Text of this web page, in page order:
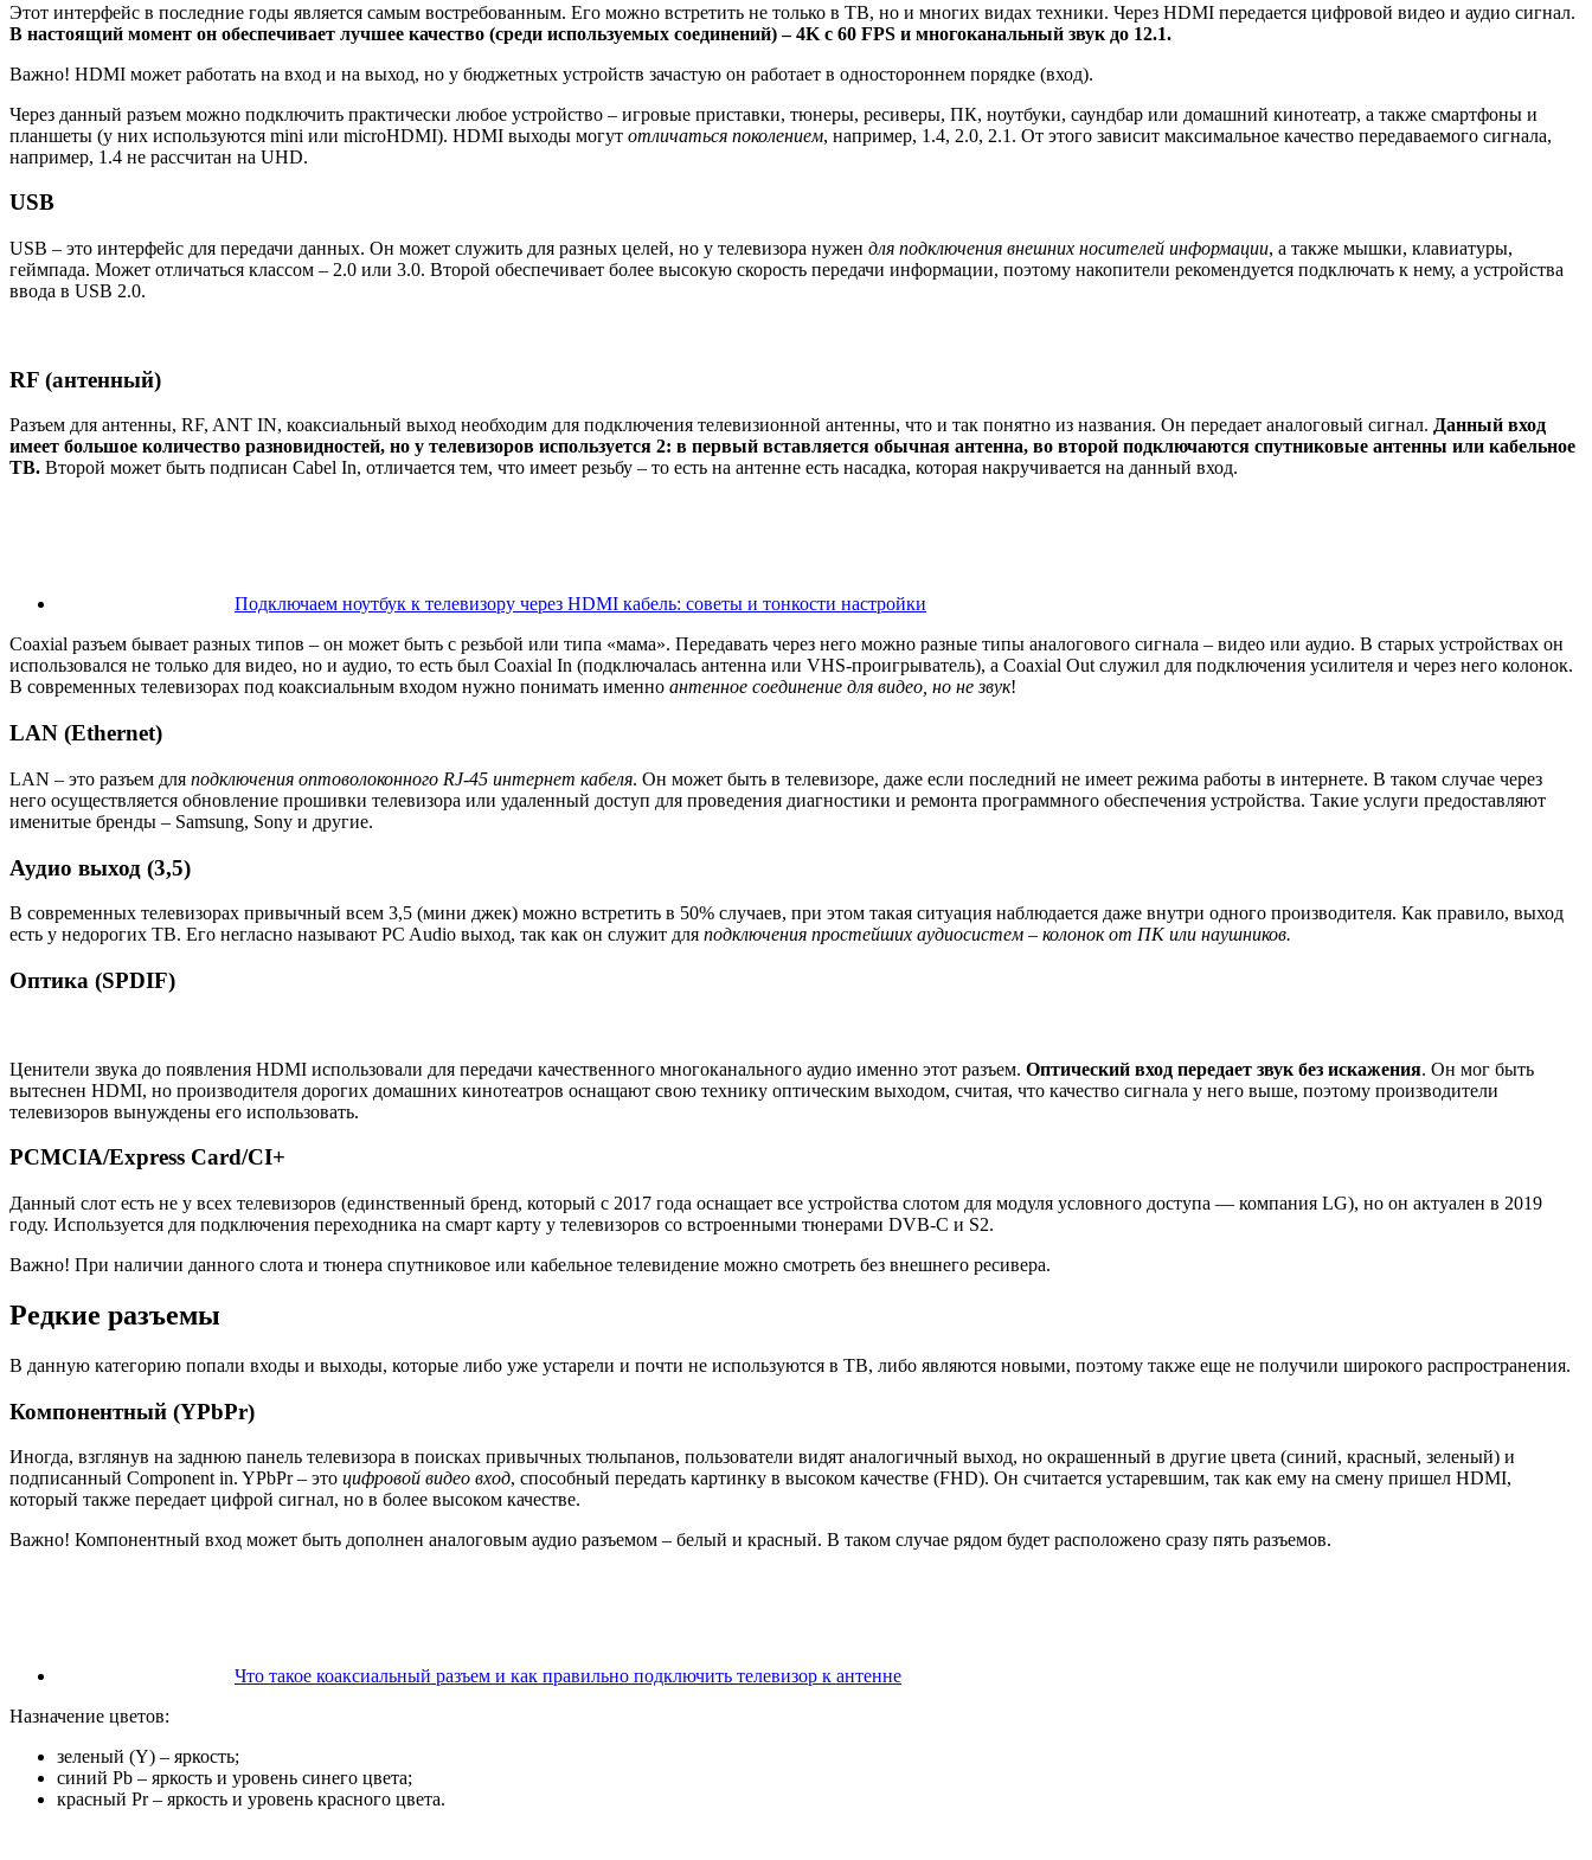
Этот интерфейс в последние годы является самым востребованным. Его можно встретить не только в ТВ, но и многих видах техники. Через HDMI передается цифровой видео и аудио сигнал.
В настоящий момент он обеспечивает лучшее качество (среди используемых соединений) – 4K с 60 FPS и многоканальный звук до 12.1.
Важно! HDMI может работать на вход и на выход, но у бюджетных устройств зачастую он работает в одностороннем порядке (вход).
Через данный разъем можно подключить практически любое устройство – игровые приставки, тюнеры, ресиверы, ПК, ноутбуки, саундбар или домашний кинотеатр, а также смартфоны и
планшеты (у них используются mini или microHDMI). HDMI выходы могут отличаться поколением, например, 1.4, 2.0, 2.1. От этого зависит максимальное качество передаваемого сигнала,
например, 1.4 не рассчитан на UHD.
USB
USB – это интерфейс для передачи данных. Он может служить для разных целей, но у телевизора нужен для подключения внешних носителей информации, а также мышки, клавиатуры,
геймпада. Может отличаться классом – 2.0 или 3.0. Второй обеспечивает более высокую скорость передачи информации, поэтому накопители рекомендуется подключать к нему, а устройства
ввода в USB 2.0.
RF (антенный)
Разъем для антенны, RF, ANT IN, коаксиальный выход необходим для подключения телевизионной антенны, что и так понятно из названия. Он передает аналоговый сигнал. Данный вход
имеет большое количество разновидностей, но у телевизоров используется 2: в первый вставляется обычная антенна, во второй подключаются спутниковые антенны или кабельное
ТВ. Второй может быть подписан Cabel In, отличается тем, что имеет резьбу – то есть на антенне есть насадка, которая накручивается на данный вход.
Подключаем ноутбук к телевизору через HDMI кабель: советы и тонкости настройки
Coaxial разъем бывает разных типов – он может быть с резьбой или типа «мама». Передавать через него можно разные типы аналогового сигнала – видео или аудио. В старых устройствах он
использовался не только для видео, но и аудио, то есть был Coaxial In (подключалась антенна или VHS-проигрыватель), а Coaxial Out служил для подключения усилителя и через него колонок.
В современных телевизорах под коаксиальным входом нужно понимать именно антенное соединение для видео, но не звук!
LAN (Ethernet)
LAN – это разъем для подключения оптоволоконного RJ-45 интернет кабеля. Он может быть в телевизоре, даже если последний не имеет режима работы в интернете. В таком случае через
него осуществляется обновление прошивки телевизора или удаленный доступ для проведения диагностики и ремонта программного обеспечения устройства. Такие услуги предоставляют
именитые бренды – Samsung, Sony и другие.
Аудио выход (3,5)
В современных телевизорах привычный всем 3,5 (мини джек) можно встретить в 50% случаев, при этом такая ситуация наблюдается даже внутри одного производителя. Как правило, выход
есть у недорогих ТВ. Его негласно называют PC Audio выход, так как он служит для подключения простейших аудиосистем – колонок от ПК или наушников.
Оптика (SPDIF)
Ценители звука до появления HDMI использовали для передачи качественного многоканального аудио именно этот разъем. Оптический вход передает звук без искажения. Он мог быть
вытеснен HDMI, но производителя дорогих домашних кинотеатров оснащают свою технику оптическим выходом, считая, что качество сигнала у него выше, поэтому производители
телевизоров вынуждены его использовать.
PCMCIA/Express Card/CI+
Данный слот есть не у всех телевизоров (единственный бренд, который с 2017 года оснащает все устройства слотом для модуля условного доступа — компания LG), но он актуален в 2019
году. Используется для подключения переходника на смарт карту у телевизоров со встроенными тюнерами DVB-C и S2.
Важно! При наличии данного слота и тюнера спутниковое или кабельное телевидение можно смотреть без внешнего ресивера.
Редкие разъемы
В данную категорию попали входы и выходы, которые либо уже устарели и почти не используются в ТВ, либо являются новыми, поэтому также еще не получили широкого распространения.
Компонентный (YPbPr)
Иногда, взглянув на заднюю панель телевизора в поисках привычных тюльпанов, пользователи видят аналогичный выход, но окрашенный в другие цвета (синий, красный, зеленый) и
подписанный Component in. YPbPr – это цифровой видео вход, способный передать картинку в высоком качестве (FHD). Он считается устаревшим, так как ему на смену пришел HDMI,
который также передает цифрой сигнал, но в более высоком качестве.
Важно! Компонентный вход может быть дополнен аналоговым аудио разъемом – белый и красный. В таком случае рядом будет расположено сразу пять разъемов.
Что такое коаксиальный разъем и как правильно подключить телевизор к антенне
Назначение цветов:
зеленый (Y) – яркость;
синий Pb – яркость и уровень синего цвета;
красный Pr – яркость и уровень красного цвета.